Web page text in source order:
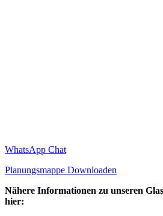
WhatsApp Chat
Planungsmappe Downloaden
Nähere Informationen zu unseren
hier: